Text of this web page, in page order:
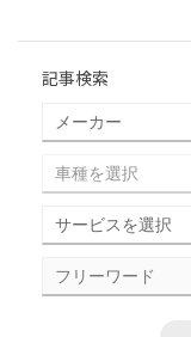
記事検索